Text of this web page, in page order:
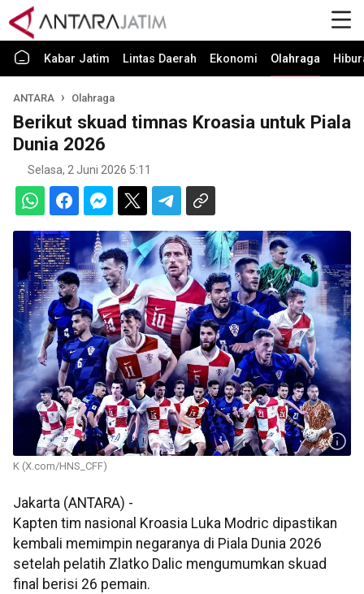
Kabar Jatim Lintas Daerah Ekonomi Olahraga
ANTARA Olahraga
Berikut skuad timnas Kroasia untuk Piala
Dunia 2026
Selasa, 2 Juni 2026 5:11
K (X.com/HNS_CFF)
Jakarta (ANTARA) -
Kapten tim nasional Kroasia Luka Modric dipastikan
kembali memimpin negaranya di Piala Dunia 2026
setelah pelatih Zlatko Dalic mengumumkan skuad
final berisi 26 pemain.